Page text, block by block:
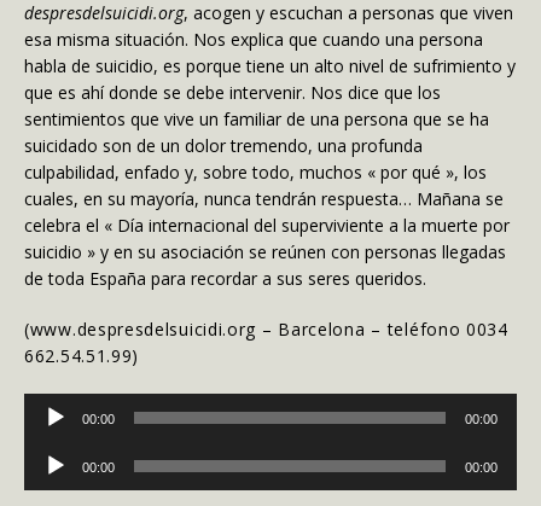
despresdelsuicidi.org, acogen y escuchan a personas que viven
esa misma situación. Nos explica que cuando una persona
habla de suicidio, es porque tiene un alto nivel de sufrimiento y
que es ahí donde se debe intervenir. Nos dice que los
sentimientos que vive un familiar de una persona que se ha
suicidado son de un dolor tremendo, una profunda
culpabilidad, enfado y, sobre todo, muchos « por qué », los
cuales, en su mayoría, nunca tendrán respuesta… Mañana se
celebra el « Día internacional del superviviente a la muerte por
suicidio » y en su asociación se reúnen con personas llegadas
de toda España para recordar a sus seres queridos.
(www.despresdelsuicidi.org – Barcelona – teléfono 0034
662.54.51.99)
Lecteur
audio
00:00 00:00
Lecteur
audio
00:00 00:00